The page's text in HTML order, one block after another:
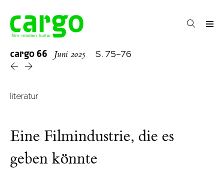
cargo 66 Juni 2025 S. 75–76
literatur
Eine Filmindustrie, die es
geben könnte